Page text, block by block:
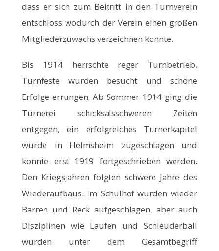
dass er sich zum Beitritt in den Turnverein
entschloss wodurch der Verein einen großen
Mitgliederzuwachs verzeichnen konnte.
Bis 1914 herrschte reger Turnbetrieb.
Turnfeste wurden besucht und schöne
Erfolge errungen. Ab Sommer 1914 ging die
Turnerei schicksalsschweren Zeiten
entgegen, ein erfolgreiches Turnerkapitel
wurde in Helmsheim zugeschlagen und
konnte erst 1919 fortgeschrieben werden.
Den Kriegsjahren folgten schwere Jahre des
Wiederaufbaus. Im Schulhof wurden wieder
Barren und Reck aufgeschlagen, aber auch
Disziplinen wie Laufen und Schleuderball
wurden unter dem Gesamtbegriff